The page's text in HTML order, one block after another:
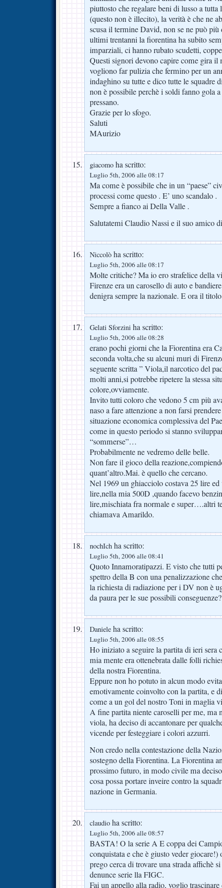
piuttosto che regalare beni di lusso a
(questo non è illecito), la verità è che ne
scusa il termine David, non se ne può
ultimi trentanni la fiorentina ha subito
imparziali, ci hanno rubato scudetti,
Questi signori devono capire come gira il
vogliono far pulizia che fermino per un
indaghino su tutte e dico tutte le squadre
non è possibile perchè i soldi fanno gola
pressano.
Grazie per lo sfogo.
Saluti
MAurizio
giacomo ha scritto:
Luglio 5th, 2006 alle 08:17
Ma come è possibile che in un “paese”
processi come questo . E’ uno scandalo .
Sempre a fianco ai Della Valle .
Salutatemi Claudio Nassi e il suo amico
Niccolò ha scritto:
Luglio 5th, 2006 alle 08:17
Molte critiche? Ma io ero strafelice della
Firenze era un carosello di auto e
denigra sempre la nazionale. E ora il
Gelati Sforzini ha scritto:
Luglio 5th, 2006 alle 08:28
erano pochi giorni che la Fiorentina era
seconda volta,che su alcuni muri di
seguente scritta ” Viola,il narcotico del
molti anni,si potrebbe ripetere la stessa
colore,ovviamente.
Invito tutti coloro che vedono 5 cm più
naso a fare attenzione a non farsi
situazione economica complessiva del
come in questo periodo si stanno
“sommerse”…
Probabilmente ne vedremo delle belle.
Non fare il gioco della
quant’altro.Mai. è quello che cercano.
Nel 1969 un ghiacciolo costava 25 lire
lire,nella mia 500D ,quando facevo
lire,mischiata fra normale e super….altri
chiamava Amarildo.
nochIch ha scritto:
Luglio 5th, 2006 alle 08:41
Quoto Innamoratipazzi. E visto che tutti
spettro della B con una penalizzazione
la richiesta di radiazione per i DV non è
da paura per le sue possibili conseguenze?
Daniele ha scritto:
Luglio 5th, 2006 alle 08:55
Ho iniziato a seguire la partita di ieri sera
mia mente era ottenebrata dalle folli
della nostra Fiorentina.
Eppure non ho potuto in alcun modo
emotivamente coinvolto con la partita, e
come a un gol del nostro Toni in maglia
A fine partita niente caroselli per me, ma
viola, ha deciso di accantonare per
vicende per festeggiare i colori azzurri.
Non credo nella contestazione della
sostegno della Fiorentina. La Fiorentina
prossimo futuro, in modo civile ma
cosa possa portare inveire contro la
nazione in Germania.
claudio ha scritto:
Luglio 5th, 2006 alle 08:57
BASTA! O la serie A E coppa dei
conquistata e che è giusto veder
prego cerca di trovare una strada affichè
denunce serie lla FIGC.
Fai un appello alla radio, voglio